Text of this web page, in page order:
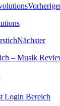
Nächster
– Musik